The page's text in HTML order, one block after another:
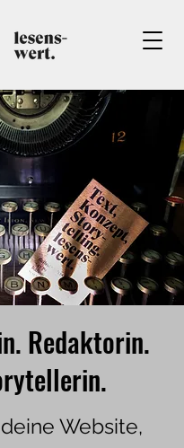
Redaktorin.
Website,